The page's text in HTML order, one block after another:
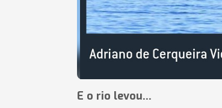
E o rio levou...